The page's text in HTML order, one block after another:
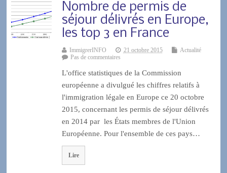
Nombre de permis de
séjour délivrés en Europe,
les top 3 en France
ImmigrerINFO 21 octobre 2015
Actualité
Pas de commentaires
L'office statistiques de la Commission
européenne a divulgué les chiffres relatifs à
l'immigration légale en Europe ce 20 octobre
2015, concernant les permis de séjour délivrés
en 2014 par les États membres de l'Union
Européenne. Pour l'ensemble de ces pays…
Lire